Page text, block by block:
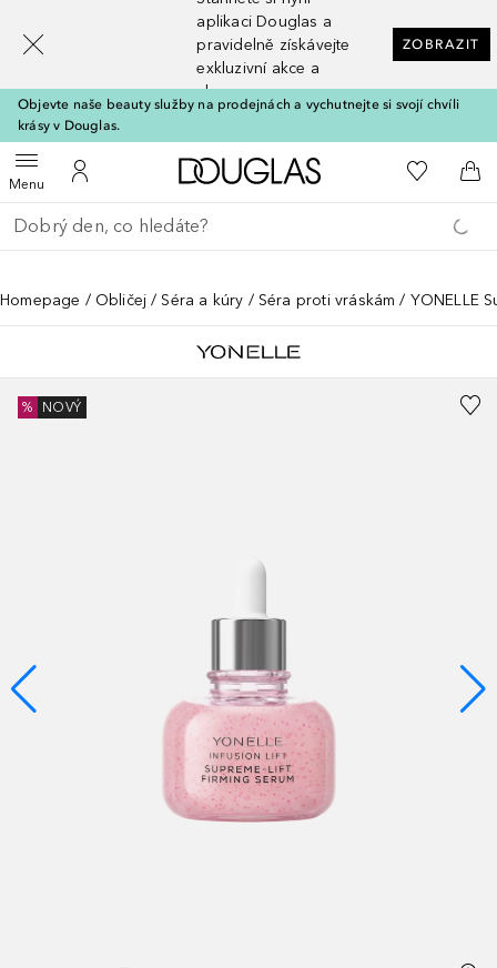
aplikaci Douglas a
pravidelně získávejte
exkluzivní akce a
slevy
ZOBRAZIT
Objevte naše beauty služby na prodejnách a vychutnejte si svojí chvíli
krásy v Douglas.
MenuOtevřít menuK mému účtu
Domů K mému
Do
Vraťte se
Proveďte vyhledávání
Homepage Obličej Séra a kúry Séra proti vráskám YONELLE
NOVÝ
%
[navigation.slideout.screenreader]